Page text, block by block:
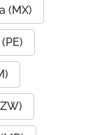
(MX)